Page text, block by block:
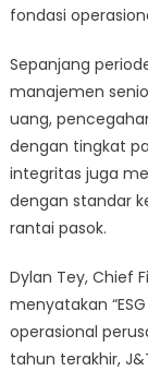
fondasi
Sepanjang
manajemen
uang,
dengan tingkat
integritas juga
dengan standar
rantai pasok.
Dylan Tey, Chief
menyatakan
operasional
tahun terakhir,